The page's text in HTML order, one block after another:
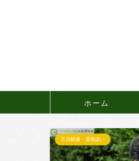
ホーム
不当解雇・退職扱い